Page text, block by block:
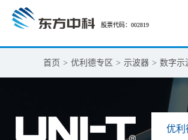
股票代码：002819
首页 > 优利德专区 > 示波器 > 数字示
优利